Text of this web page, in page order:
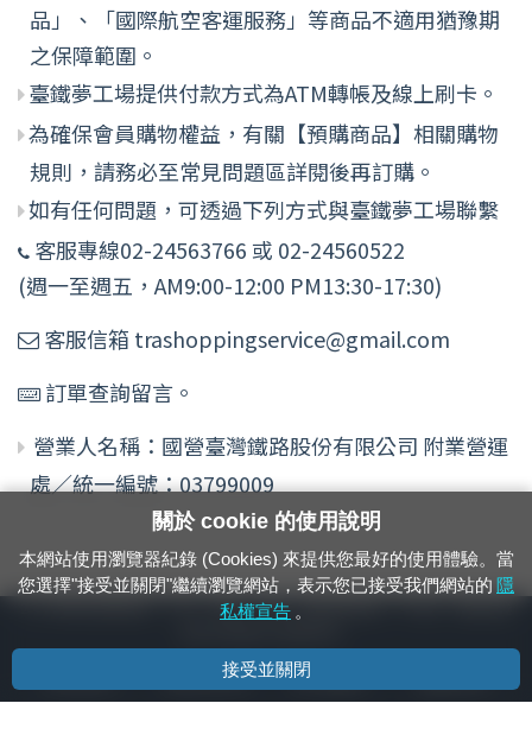
品」、「國際航空客運服務」等商品不適用猶豫期
之保障範圍。
臺鐵夢工場提供付款方式為ATM轉帳及線上刷卡。
為確保會員購物權益，有關【預購商品】相關購物
規則，請務必至常見問題區詳閱後再訂購。
如有任何問題，可透過下列方式與臺鐵夢工場聯繫
客服專線02-24563766 或 02-24560522
(週一至週五，AM9:00-12:00 PM13:30-17:30)
客服信箱 trashoppingservice@gmail.com
訂單查詢留言。
營業人名稱：國營臺灣鐵路股份有限公司 附業營運
處／統一編號：03799009
24小時緊急通報電話：1933（市話、手機，僅限發現軌道、平交道、橋樑及隧
資通安全政策 著作權聲明
關於 cookie 的使用說明
本網站使用瀏覽器紀錄 (Cookies) 來提供您最好的使用體驗。當
您選擇"接受並關閉"繼續瀏覽網站，表示您已接受我們網站的 隱
私權宣告 。
接受並關閉